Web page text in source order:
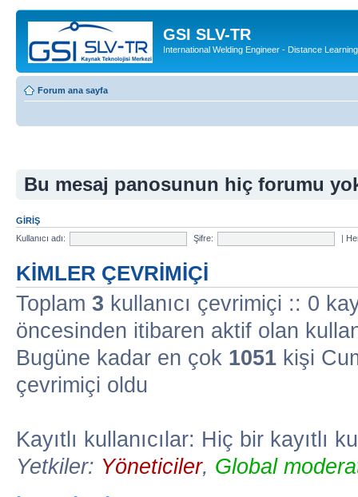
GSI SLV-TR
International Welding Engineer - Distance Learning
Forum ana sayfa
Bu mesaj panosunun hiç forumu
GIRIŞ
Kullanıcı adı:
Şifre: |
KIMLER ÇEVRIMIÇI
Toplam 3 kullanıcı çevrimiçi :: 0
öncesinden itibaren aktif olan
Bugüne kadar en çok 1051 kişi
çevrimiçi oldu
Kayıtlı kullanıcılar: Hiç bir kayıtlı
Yetkiler: Yöneticiler, Global